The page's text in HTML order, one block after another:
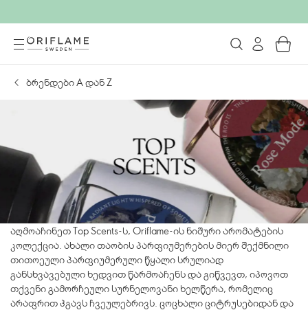
ბრენდები А დან Z
აღმოაჩინეთ Top Scents-ს, Oriflame-ის ნიშური არომატების
კოლექცია. ახალი თაობის პარფიუმერების მიერ შექმნილი
თითოეული პარფიუმერული წყალი სრულიად
განსხვავებული ხედვით წარმოაჩენს და გიწვევთ, იპოვოთ
თქვენი გამორჩეული სურნელოვანი ხელწერა, რომელიც
არაფრით ჰგავს ჩვეულებრივს. ცოცხალი ციტრუსებიდან და